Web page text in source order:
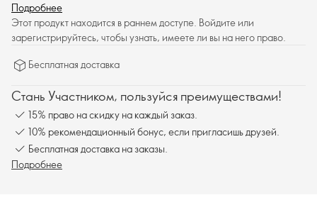
естественного покрытия.
Подробнее
Этот продукт находится в раннем доступе. Войдите или
зарегистрируйтесь, чтобы узнать, имеете ли вы на него право.
Бесплатная доставка
Стань Участником, пользуйся преимуществами!
15% право на скидку на каждый заказ.
10% рекомендационный бонус, если пригласишь друзей.
Бесплатная доставка на заказы.
Подробнее